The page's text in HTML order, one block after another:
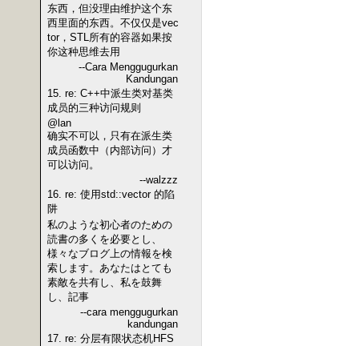
东西，但没理由维护这个东
西里面的东西。不仅仅是vec
tor，STL所有的容器如果按
你这种思维去用
--Cara Menggugurkan
Kandungan
15. re: C++中派生类对基类
成员的三种访问规则
@lan
确实不可以，只有在派生类
成员函数中（内部访问）才
可以访问。
--walzzz
16. re: 使用std::vector 的陷
阱
私のような初心者のための
読書の多くを必要とし、
様々なブログ上の情報を検
索します。あなたはとても
素敵を共有し、私を鼓舞
し、記事
--cara menggugurkan
kandungan
17. re: 分层有限状态机HFS